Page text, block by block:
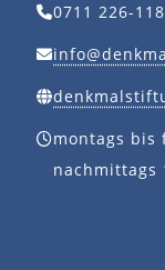
0711 226-
montags bis
nachmittags